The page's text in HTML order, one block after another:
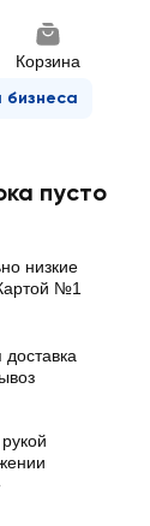
Корзина
бизнеса
пусто
низкие
№1